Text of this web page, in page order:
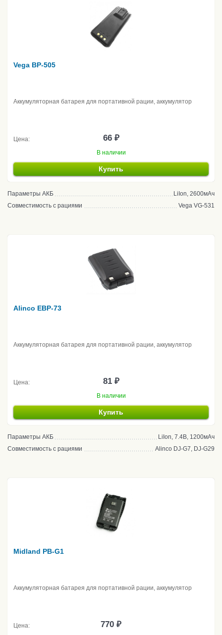
Vega BP-505
Аккумуляторная батарея для портативной рации, аккумулятор
Цена: 66 ₽
В наличии
Купить
Параметры АКБ
LiIon, 2600мАч
Совместимость с рациями
Vega VG-531
Alinco EBP-73
Аккумуляторная батарея для портативной рации, аккумулятор
Цена: 81 ₽
В наличии
Купить
Параметры АКБ
LiIon, 7.4В, 1200мАч
Совместимость с рациями
Alinco DJ-G7, DJ-G29
Midland PB-G1
Аккумуляторная батарея для портативной рации, аккумулятор
Цена: 770 ₽